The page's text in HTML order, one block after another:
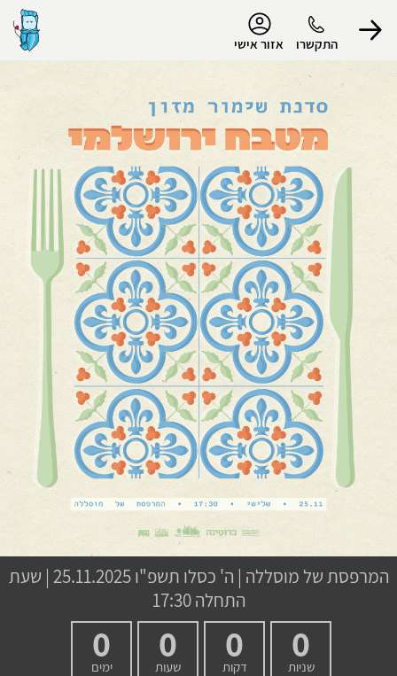
התקשרו אזור אישי
הפרופיל שלי
התנתק
המרפסת של מוסללה | ה' כסלו תשפ"ו
25.11.2025 | שעת
התחלה 17:30
0
שניות
0
דקות
0
שעות
0
ימים